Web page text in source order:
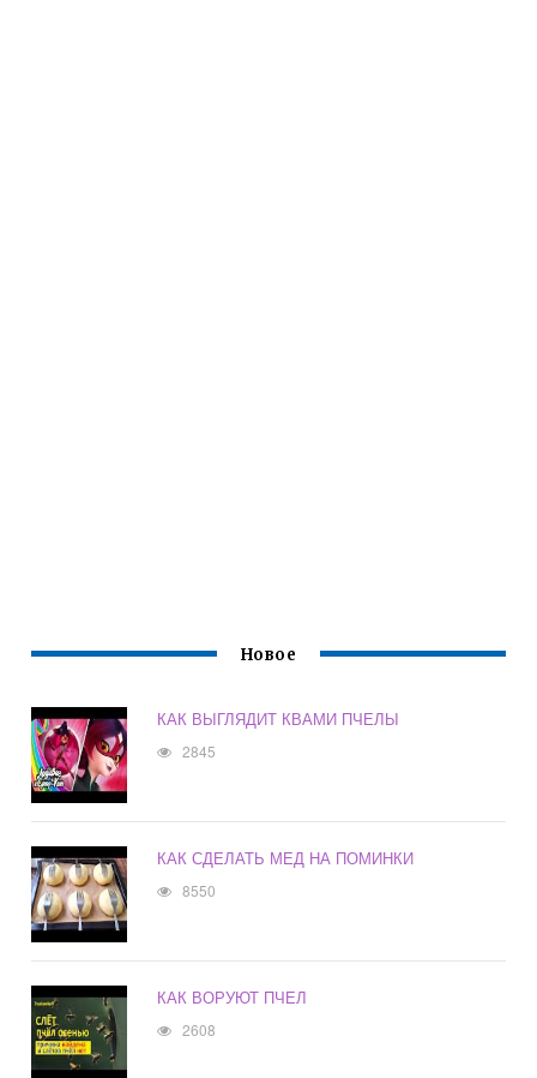
Новое
КАК ВЫГЛЯДИТ КВАМИ ПЧЕЛЫ
2845
КАК СДЕЛАТЬ МЕД НА ПОМИНКИ
8550
КАК ВОРУЮТ ПЧЕЛ
2608